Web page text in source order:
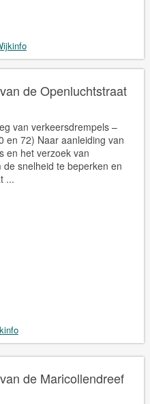
de Openluchtstraat
van verkeersdrempels –
en 72) Naar aanleiding van
en het verzoek van
snelheid te beperken en
...
de Maricollendreef